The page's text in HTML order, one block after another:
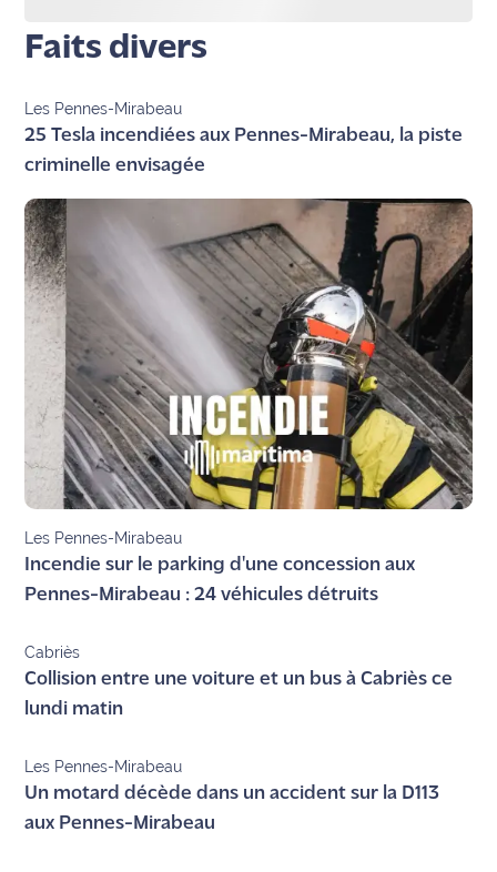
sommes
Devenir
annonceur
Mention
légales
Conditions
générales
d'utilisation du
site maritima.fr
Archives
Faits divers
Les Pennes-Mirabeau
25 Tesla incendiées aux Pennes-Mirabeau, la piste
criminelle envisagée
Les Pennes-Mirabeau
Incendie sur le parking d'une concession aux
Pennes-Mirabeau : 24 véhicules détruits
Cabriès
Collision entre une voiture et un bus à Cabriès ce
lundi matin
Les Pennes-Mirabeau
Un motard décède dans un accident sur la D113
aux Pennes-Mirabeau